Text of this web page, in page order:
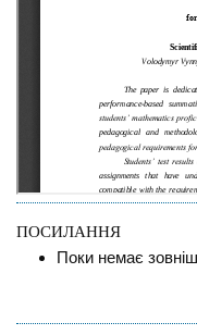
ПОСИЛАННЯ
Поки немає